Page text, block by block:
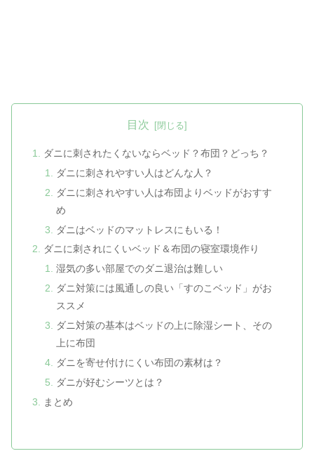
目次
ダニに刺されたくないならベッド？布団？どっち？
ダニに刺されやすい人はどんな人？
ダニに刺されやすい人は布団よりベッドがおすす
め
ダニはベッドのマットレスにもいる！
ダニに刺されにくいベッド＆布団の寝室環境作り
湿気の多い部屋でのダニ退治は難しい
ダニ対策には風通しの良い「すのこベッド」がお
ススメ
ダニ対策の基本はベッドの上に除湿シート、その
上に布団
ダニを寄せ付けにくい布団の素材は？
ダニが好むシーツとは？
まとめ